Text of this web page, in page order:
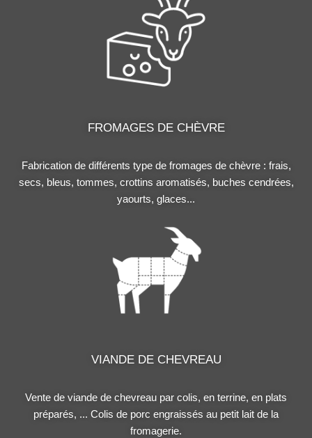
FROMAGES DE CHÈVRE
Fabrication de différents type de fromages de chèvre : frais,
secs, bleus, tommes, crottins aromatisés, buches cendrées,
yaourts, glaces...
VIANDE DE CHEVREAU
Vente de viande de chevreau par colis, en terrine, en plats
préparés, ... Colis de porc engraissés au petit lait de la
fromagerie.